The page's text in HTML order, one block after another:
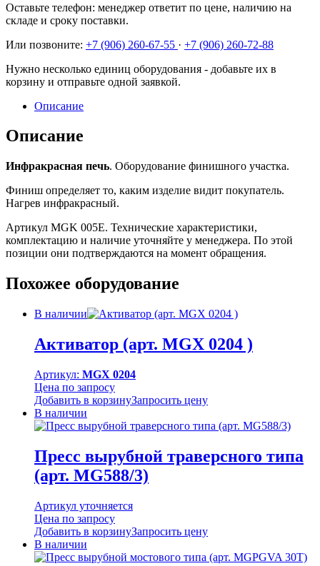
Оставьте телефон: менеджер ответит по цене, наличию на
складе и сроку поставки.
Или позвоните: +7 (906) 260-67-55 · +7 (906) 260-72-88
Нужно несколько единиц оборудования - добавьте их в
корзину и отправьте одной заявкой.
Описание
Описание
Инфракрасная печь. Оборудование финишного участка.
Финиш определяет то, каким изделие видит покупатель.
Нагрев инфракрасный.
Артикул MGK 005E. Технические характеристики,
комплектацию и наличие уточняйте у менеджера. По этой
позиции они подтверждаются на момент обращения.
Похожее оборудование
В наличии
Активатор (арт. MGХ 0204 )
Артикул: MGX 0204
Цена по запросу
Добавить в корзинуЗапросить цену
В наличии
Пресс вырубной траверсного типа
(арт. MG588/3)
Артикул уточняется
Цена по запросу
Добавить в корзинуЗапросить цену
В наличии